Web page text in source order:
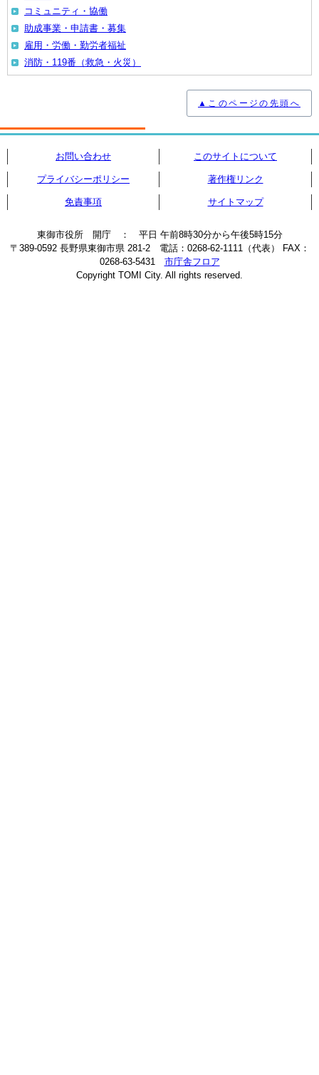
コミュニティ・協働
助成事業・申請書・募集
雇用・労働・勤労者福祉
消防・119番（救急・火災）
▲このページの先頭へ
お問い合わせ このサイトについて
プライバシーポリシー 著作権リンク
免責事項 サイトマップ
東御市役所 開庁 ： 平日 午前8時30分から午後5時15分
〒389-0592 長野県東御市県 281-2 電話：0268-62-1111（代表） FAX：
0268-63-5431 市庁舎フロア
Copyright TOMI City. All rights reserved.